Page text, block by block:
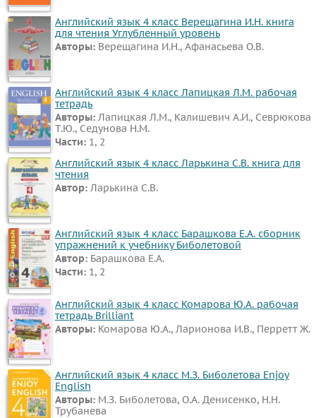
Английский язык 4 класс Верещагина И.Н. книга
для чтения Углубленный уровень
Авторы: Верещагина И.Н., Афанасьева О.В.
Английский язык 4 класс Лапицкая Л.М. рабочая
тетрадь
Авторы: Лапицкая Л.М., Калишевич А.И., Севрюкова
Т.Ю., Седунова Н.М.
Части: 1, 2
Английский язык 4 класс Ларькина С.В. книга для
чтения
Автор: Ларькина С.В.
Английский язык 4 класс Барашкова Е.А. сборник
упражнений к учебнику Биболетовой
Автор: Барашкова Е.А.
Части: 1, 2
Английский язык 4 класс Комарова Ю.А. рабочая
тетрадь Brilliant
Авторы: Комарова Ю.А., Ларионова И.В., Перретт Ж.
Английский язык 4 класс М.З. Биболетова Enjoy
English
Авторы: М.З. Биболетова, О.А. Денисенко, Н.Н.
Трубанева